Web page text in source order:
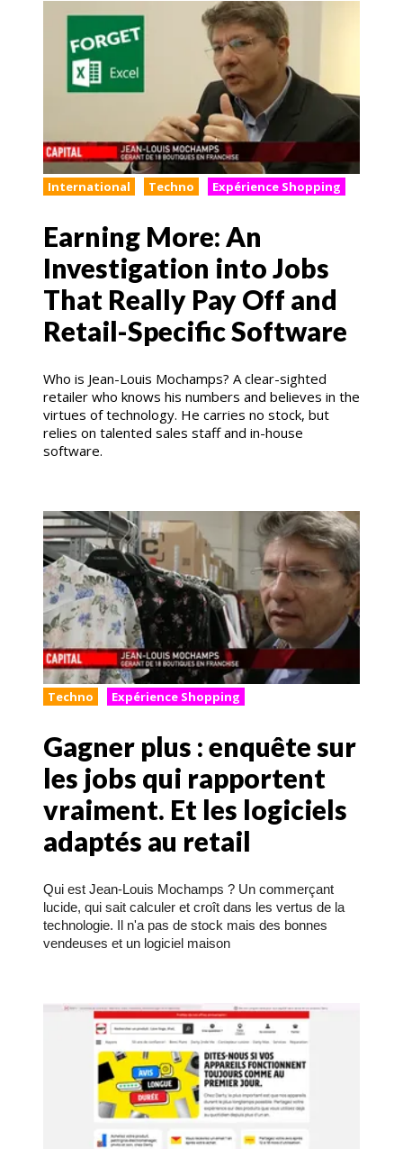
International Techno Expérience Shopping
Earning More: An
Investigation into Jobs
That Really Pay Off and
Retail-Specific Software
Who is Jean-Louis Mochamps? A clear-sighted
retailer who knows his numbers and believes in the
virtues of technology. He carries no stock, but
relies on talented sales staff and in-house
software.
Techno Expérience Shopping
Gagner plus : enquête sur
les jobs qui rapportent
vraiment. Et les logiciels
adaptés au retail
Qui est Jean-Louis Mochamps ? Un commerçant
lucide, qui sait calculer et croît dans les vertus de la
technologie. Il n'a pas de stock mais des bonnes
vendeuses et un logiciel maison